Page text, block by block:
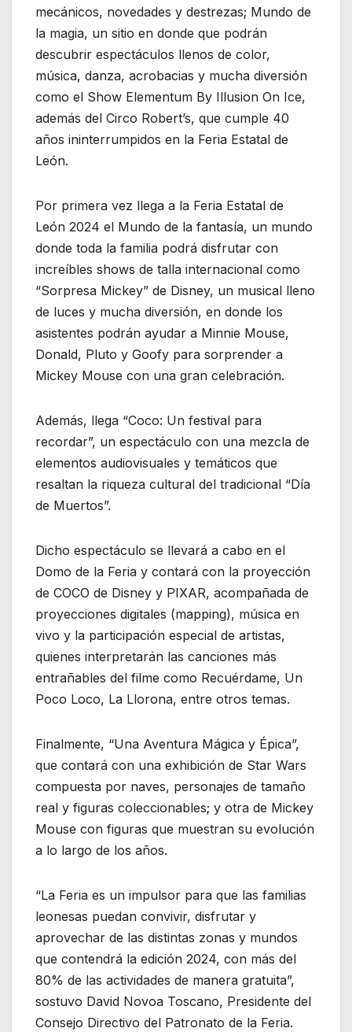
mecánicos, novedades y destrezas; Mundo de
la magia, un sitio en donde que podrán
descubrir espectáculos llenos de color,
música, danza, acrobacias y mucha diversión
como el Show Elementum By Illusion On Ice,
además del Circo Robert’s, que cumple 40
años ininterrumpidos en la Feria Estatal de
León.
Por primera vez llega a la Feria Estatal de
León 2024 el Mundo de la fantasía, un mundo
donde toda la familia podrá disfrutar con
increíbles shows de talla internacional como
“Sorpresa Mickey” de Disney, un musical lleno
de luces y mucha diversión, en donde los
asistentes podrán ayudar a Minnie Mouse,
Donald, Pluto y Goofy para sorprender a
Mickey Mouse con una gran celebración.
Además, llega “Coco: Un festival para
recordar”, un espectáculo con una mezcla de
elementos audiovisuales y temáticos que
resaltan la riqueza cultural del tradicional “Día
de Muertos”.
Dicho espectáculo se llevará a cabo en el
Domo de la Feria y contará con la proyección
de COCO de Disney y PIXAR, acompañada de
proyecciones digitales (mapping), música en
vivo y la participación especial de artistas,
quienes interpretarán las canciones más
entrañables del filme como Recuérdame, Un
Poco Loco, La Llorona, entre otros temas.
Finalmente, “Una Aventura Mágica y Épica”,
que contará con una exhibición de Star Wars
compuesta por naves, personajes de tamaño
real y figuras coleccionables; y otra de Mickey
Mouse con figuras que muestran su evolución
a lo largo de los años.
“La Feria es un impulsor para que las familias
leonesas puedan convivir, disfrutar y
aprovechar de las distintas zonas y mundos
que contendrá la edición 2024, con más del
80% de las actividades de manera gratuita”,
sostuvo David Novoa Toscano, Presidente del
Consejo Directivo del Patronato de la Feria.